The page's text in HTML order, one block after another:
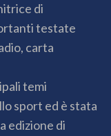
di
testate
carta
temi
sport ed è stata
edizione di